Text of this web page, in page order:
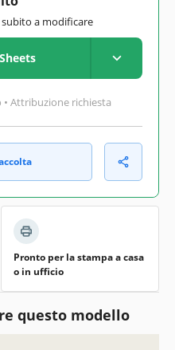
a modificare
Attribuzione richiesta
Pronto per la stampa a casa
o in ufficio
questo modello